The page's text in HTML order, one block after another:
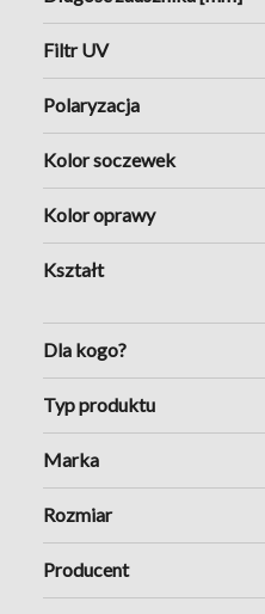
Filtr UV
Polaryzacja
Kolor soczewek
Kolor oprawy
Kształt
Dla kogo?
Typ produktu
Marka
Rozmiar
Producent